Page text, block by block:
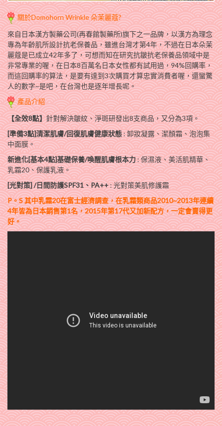
關於Domohorn Wrinkle 朵茉麗蔻?
來自日本漢方製藥公司(再春館製藥所)旗下之一品牌，以漢方為理念
專為年齡肌所設計抗老保養品，雖進台灣才第4年，不過在日本朵茉
麗蔻是已成立42年多了，可想而知在研究抗皺抗老保養品領域中是
非常專業的喔，在日本8百萬名日本女性都有試用過，94%回購率，
而這回購率的算法，是要有達到3次購買才算忠實消費者喔，還蠻驚
人的數字~是吧，在台灣也是逐年增長呢。
產品介紹
【全效8點】針對解決皺紋、淨斑研發出8支商品，又分為3項。
[準備3點]清潔肌膚/回復肌膚健康狀態: 卸妝凝露、潔顏霜、泡泡集
中面膜。
新進化[基本4點]基礎保養/喚醒肌膚根本力: 保濕液、美活肌精華、
乳霜20、保護乳液。
[光對策] /日間防護SPF31、PA++: 光對策美肌修護霜
P。S 其中乳霜20在富士經濟調查，在乳霜類商品2010~2013年連續
4年皆為日本銷售第1名，2015年第17代又加新配方，一定會賣得更
好。